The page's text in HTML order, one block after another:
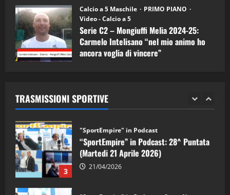
Calcio a 5 Maschile
PRIMO PIANO
Video - Calcio a 5
Serie C2 – Mongiuffi Melia 2024-25:
Carmelo Intelisano “nel mio animo ho
ancora voglia di vincere”
TRASMISSIONI SPORTIVE
1
“SportEmpire” in Podcast: 30^ Puntata
(Martedi 05 Maggio 2026)
08/05/2026
2 28/04/2026
3
"SportEmpire" in Podcast
“SportEmpire” in Podcast: 28^ Puntata
(Martedi 21 Aprile 2026)
21/04/2026